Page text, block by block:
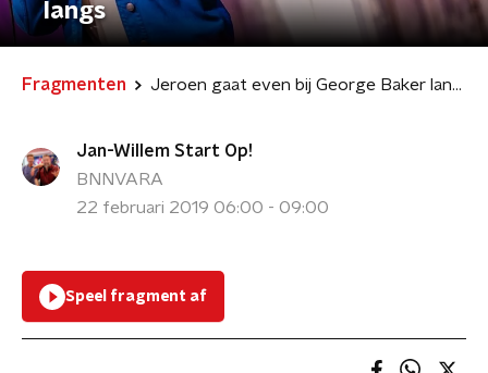
langs
Fragmenten Jeroen gaat even bij George Baker langs
Jan-Willem Start Op!
BNNVARA
22 februari 2019 06:00 - 09:00
Speel fragment af